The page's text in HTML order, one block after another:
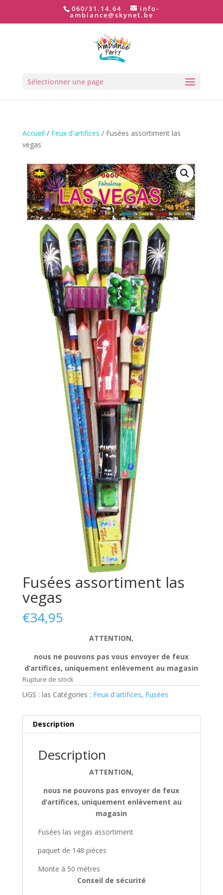
060/31.14.64 info-
ambiance@skynet.be
Sélectionner une page
Accueil / Feux d'artifices / Fusées assortiment las
vegas
Fusées assortiment las
vegas
€34,95
ATTENTION,
nous ne pouvons pas vous envoyer de feux
d’artifices, uniquement enlèvement au magasin
Rupture de stock
UGS : las Catégories : Feux d'artifices, Fusées
Description
Description
ATTENTION,
nous ne pouvons pas envoyer de feux
d’artifices, uniquement enlèvement au
magasin
Fusées las vegas assortiment
paquet de 148 pièces
Monte à 50 mètres
Conseil de sécurité